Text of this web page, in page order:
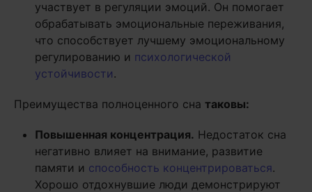
участвует в регуляции эмоций. Он помогает
обрабатывать эмоциональные переживания,
что способствует лучшему эмоциональному
регулированию и психологической
устойчивости.
Преимущества полноценного сна таковы:
Повышенная концентрация. Недостаток сна
негативно влияет на внимание, развитие
памяти и способность концентрироваться.
Хорошо отдохнувшие люди демонстрируют